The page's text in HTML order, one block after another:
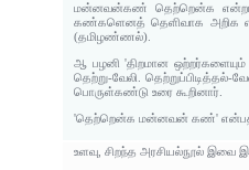
மன்னவன்கண் தெற்றென்க
கண்களெனத் தெளிவாக அறிக
(தமிழண்ணல்).
ஆ பழனி 'திறமான ஒற்றர்களையும்
தெற்று-வேலி.
பொருள்கண்டு உரை கூறினார்.
'தெற்றென்க மன்னவன் கண்'
உளவு, சிறந்த அரசியல்நூல் இவை